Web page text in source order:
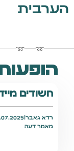
הערבית
חשודים
רדא גאבר |
מאמר דעה